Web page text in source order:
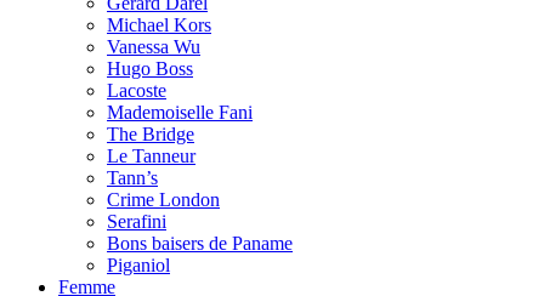
Michael Kors
Vanessa Wu
Hugo Boss
Lacoste
Mademoiselle Fani
The Bridge
Le Tanneur
Tann’s
Crime London
Serafini
Bons baisers de Paname
Piganiol
Femme